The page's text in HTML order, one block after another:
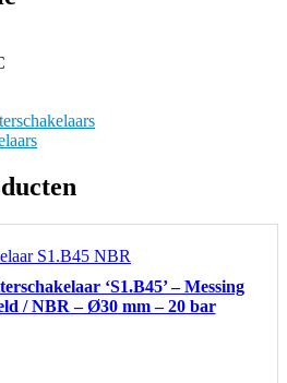
‘S1.B45’ – Messing
/ NBR – Ø30 mm – 20 bar